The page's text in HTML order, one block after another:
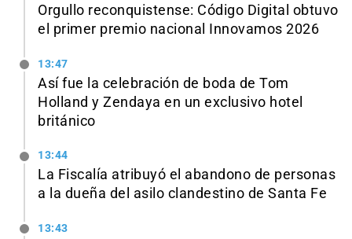
Orgullo reconquistense: Código Digital obtuvo
el primer premio nacional Innovamos 2026
13:47
Así fue la celebración de boda de Tom
Holland y Zendaya en un exclusivo hotel
británico
13:44
La Fiscalía atribuyó el abandono de personas
a la dueña del asilo clandestino de Santa Fe
13:43